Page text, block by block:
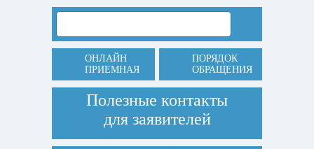
ОНЛАЙН
ПРИЕМНАЯ
ПОРЯДОК
ОБРАЩЕНИЯ
Полезные контакты
для заявителей